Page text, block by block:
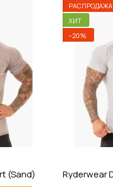
РАСПРОДАЖА
ХИТ
−20%